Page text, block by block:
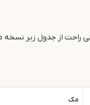
راحت از جدول زیر
مک